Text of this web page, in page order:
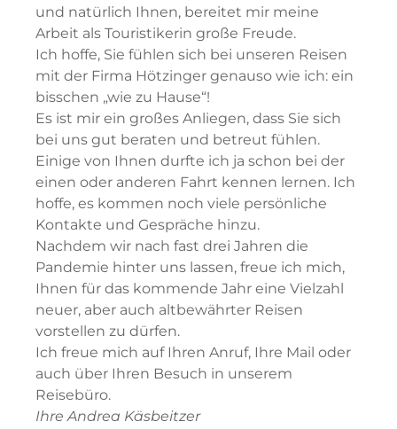
und natürlich Ihnen, bereitet mir meine
Arbeit als Touristikerin große Freude.
Ich hoffe, Sie fühlen sich bei unseren Reisen
mit der Firma Hötzinger genauso wie ich: ein
bisschen „wie zu Hause“!
Es ist mir ein großes Anliegen, dass Sie sich
bei uns gut beraten und betreut fühlen.
Einige von Ihnen durfte ich ja schon bei der
einen oder anderen Fahrt kennen lernen. Ich
hoffe, es kommen noch viele persönliche
Kontakte und Gespräche hinzu.
Nachdem wir nach fast drei Jahren die
Pandemie hinter uns lassen, freue ich mich,
Ihnen für das kommende Jahr eine Vielzahl
neuer, aber auch altbewährter Reisen
vorstellen zu dürfen.
Ich freue mich auf Ihren Anruf, Ihre Mail oder
auch über Ihren Besuch in unserem
Reisebüro.
Ihre Andrea Käsbeitzer